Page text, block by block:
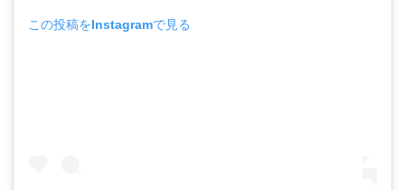
この投稿をInstagramで見る